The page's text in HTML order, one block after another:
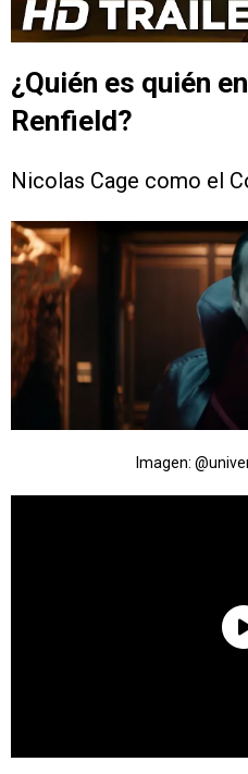
¿Quién es quién
Renfield?
Nicolas Cage como el
Imagen: